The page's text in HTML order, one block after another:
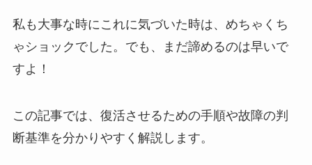
私も大事な時にこれに気づいた時は、めちゃくち
ゃショックでした。でも、まだ諦めるのは早いで
すよ！
この記事では、復活させるための手順や故障の判
断基準を分かりやすく解説します。